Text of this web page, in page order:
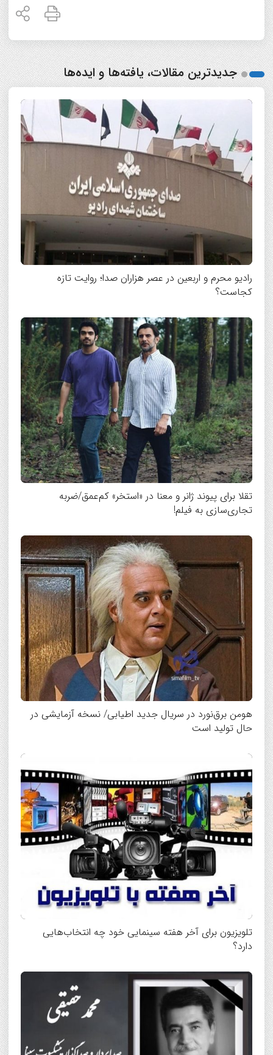
جدیدترین مقالات، یافته‌ها و ایده‌ها
رادیو محرم و اربعین در عصر هزاران صدا؛ روایت تازه
کجاست؟
تقلا برای پیوند ژانر و معنا در «استخر» کم‌عمق/ضربه
تجاری‌سازی به فیلم!
هومن برق‌نورد در سریال جدید اطیابی/ نسخه آزمایشی در
حال تولید است
تلویزیون برای آخر هفته سینمایی خود چه انتخاب‌هایی
دارد؟